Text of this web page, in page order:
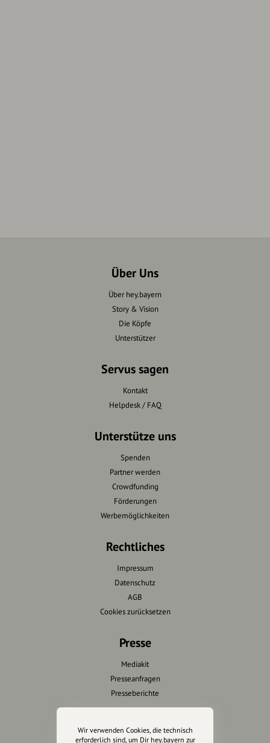
Über Uns
Über hey.bayern
Story & Vision
Die Köpfe
Unterstützer
Servus sagen
Kontakt
Helpdesk / FAQ
Unterstütze uns
Spenden
Partner werden
Crowdfunding
Förderungen
Werbemöglichkeiten
Rechtliches
Impressum
Datenschutz
AGB
Cookies zurücksetzen
Presse
Mediakit
Presseanfragen
Presseberichte
Wir unterstützen Euch
Wir verwenden Cookies, die technisch
erforderlich sind, um Dir hey.bayern zur